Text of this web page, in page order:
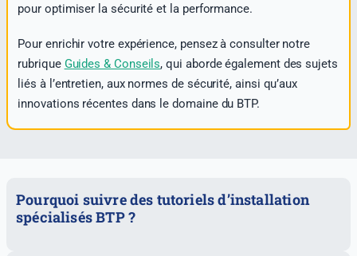
pour optimiser la sécurité et la performance.
Pour enrichir votre expérience, pensez à consulter notre
rubrique Guides & Conseils, qui aborde également des sujets
liés à l’entretien, aux normes de sécurité, ainsi qu’aux
innovations récentes dans le domaine du BTP.
Pourquoi suivre des tutoriels d’installation
spécialisés BTP ?